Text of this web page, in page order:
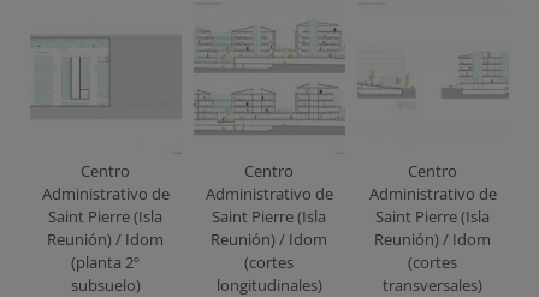
Centro
Administrativo de
Saint Pierre (Isla
Reunión) / Idom
(planta 2º
subsuelo)
Centro
Administrativo de
Saint Pierre (Isla
Reunión) / Idom
(cortes
longitudinales)
Centro
Administrativo de
Saint Pierre (Isla
Reunión) / Idom
(cortes
transversales)